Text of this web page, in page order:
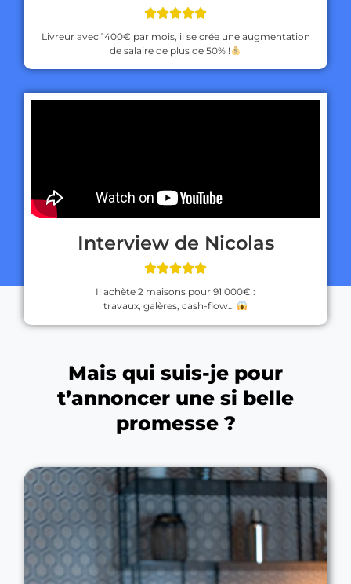

Livreur avec 1400€ par mois, il se crée une augmentation
de salaire de plus de 50% !
Interview de Nicolas

Il achète 2 maisons pour 91 000€ :
travaux, galères, cash-flow…
Mais qui suis-je pour
t’annoncer une si belle
promesse ?